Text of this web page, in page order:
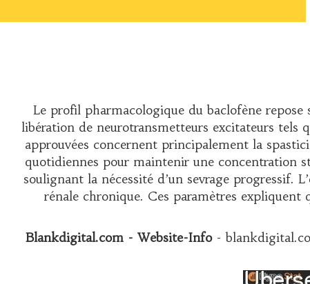
Le profil pharmacologique du baclofène
libération de neurotransmetteurs excitateurs tels
approuvées concernent principalement la
quotidiennes pour maintenir une concentration
soulignant la nécessité d’un sevrage progressif.
rénale chronique. Ces paramètres expliquent
Blankdigital.com - Website-Info-